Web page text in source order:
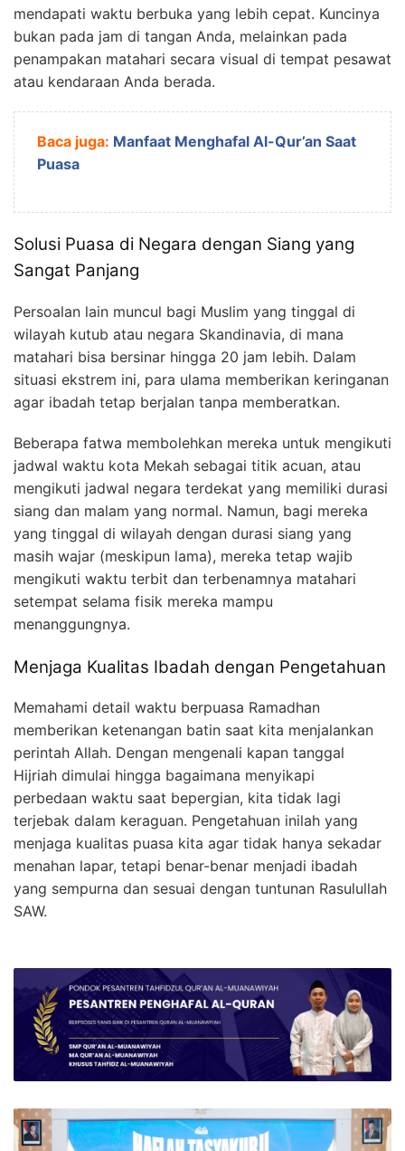
mendapati waktu berbuka yang lebih cepat. Kuncinya
bukan pada jam di tangan Anda, melainkan pada
penampakan matahari secara visual di tempat pesawat
atau kendaraan Anda berada.
Baca juga: Manfaat Menghafal Al-Qur’an Saat
Puasa
Solusi Puasa di Negara dengan Siang yang
Sangat Panjang
Persoalan lain muncul bagi Muslim yang tinggal di
wilayah kutub atau negara Skandinavia, di mana
matahari bisa bersinar hingga 20 jam lebih. Dalam
situasi ekstrem ini, para ulama memberikan keringanan
agar ibadah tetap berjalan tanpa memberatkan.
Beberapa fatwa membolehkan mereka untuk mengikuti
jadwal waktu kota Mekah sebagai titik acuan, atau
mengikuti jadwal negara terdekat yang memiliki durasi
siang dan malam yang normal. Namun, bagi mereka
yang tinggal di wilayah dengan durasi siang yang
masih wajar (meskipun lama), mereka tetap wajib
mengikuti waktu terbit dan terbenamnya matahari
setempat selama fisik mereka mampu
menanggungnya.
Menjaga Kualitas Ibadah dengan Pengetahuan
Memahami detail waktu berpuasa Ramadhan
memberikan ketenangan batin saat kita menjalankan
perintah Allah. Dengan mengenali kapan tanggal
Hijriah dimulai hingga bagaimana menyikapi
perbedaan waktu saat bepergian, kita tidak lagi
terjebak dalam keraguan. Pengetahuan inilah yang
menjaga kualitas puasa kita agar tidak hanya sekadar
menahan lapar, tetapi benar-benar menjadi ibadah
yang sempurna dan sesuai dengan tuntunan Rasulullah
SAW.